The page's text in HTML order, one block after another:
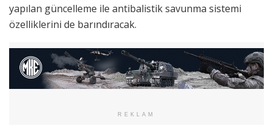
yapılan güncelleme ile antibalistik savunma sistemi
özelliklerini de barındıracak.
REKLAM